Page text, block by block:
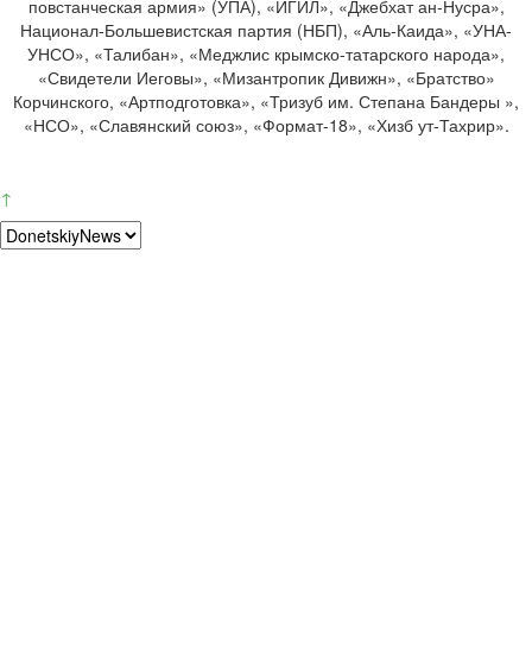
повстанческая армия» (УПА), «ИГИЛ», «Джебхат ан-Нусра»,
Национал-Большевистская партия (НБП), «Аль-Каида», «УНА-
УНСО», «Талибан», «Меджлис крымско-татарского народа»,
«Свидетели Иеговы», «Мизантропик Дивижн», «Братство»
Корчинского, «Артподготовка», «Тризуб им. Степана Бандеры »,
«НСО», «Славянский союз», «Формат-18», «Хизб ут-Тахрир».
↑